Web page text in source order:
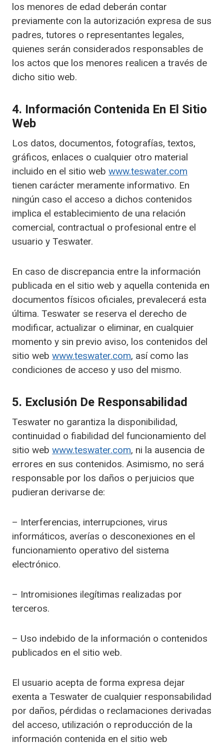
los menores de edad deberán contar
previamente con la autorización expresa de sus
padres, tutores o representantes legales,
quienes serán considerados responsables de
los actos que los menores realicen a través de
dicho sitio web.
4. Información Contenida En El Sitio
Web
Los datos, documentos, fotografías, textos,
gráficos, enlaces o cualquier otro material
incluido en el sitio web www.teswater.com
tienen carácter meramente informativo. En
ningún caso el acceso a dichos contenidos
implica el establecimiento de una relación
comercial, contractual o profesional entre el
usuario y Teswater.
En caso de discrepancia entre la información
publicada en el sitio web y aquella contenida en
documentos físicos oficiales, prevalecerá esta
última. Teswater se reserva el derecho de
modificar, actualizar o eliminar, en cualquier
momento y sin previo aviso, los contenidos del
sitio web www.teswater.com, así como las
condiciones de acceso y uso del mismo.
5. Exclusión De Responsabilidad
Teswater no garantiza la disponibilidad,
continuidad o fiabilidad del funcionamiento del
sitio web www.teswater.com, ni la ausencia de
errores en sus contenidos. Asimismo, no será
responsable por los daños o perjuicios que
pudieran derivarse de:
– Interferencias, interrupciones, virus
informáticos, averías o desconexiones en el
funcionamiento operativo del sistema
electrónico.
– Intromisiones ilegítimas realizadas por
terceros.
– Uso indebido de la información o contenidos
publicados en el sitio web.
El usuario acepta de forma expresa dejar
exenta a Teswater de cualquier responsabilidad
por daños, pérdidas o reclamaciones derivadas
del acceso, utilización o reproducción de la
información contenida en el sitio web